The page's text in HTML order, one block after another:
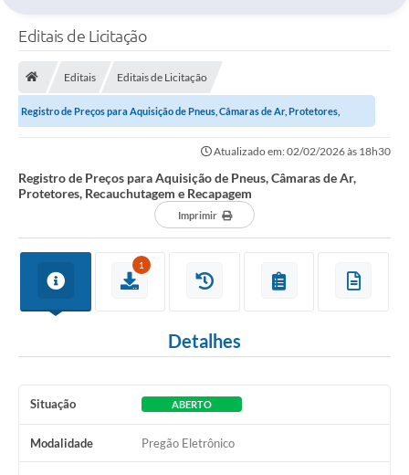
Editais de Licitação
Editais Editais de Licitação
Registro de Preços para Aquisição de Pneus, Câmaras de Ar, Protetores,
Atualizado em: 02/02/2026 às 18h30
Registro de Preços para Aquisição de Pneus, Câmaras de Ar,
Protetores, Recauchutagem e Recapagem
Imprimir
1
Detalhes
Situação ABERTO
Modalidade Pregão Eletrônico